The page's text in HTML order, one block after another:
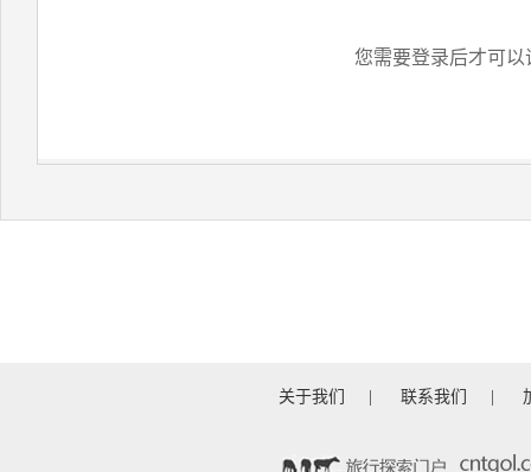
您需要登录后才可以
关于我们 | 联系我们 |